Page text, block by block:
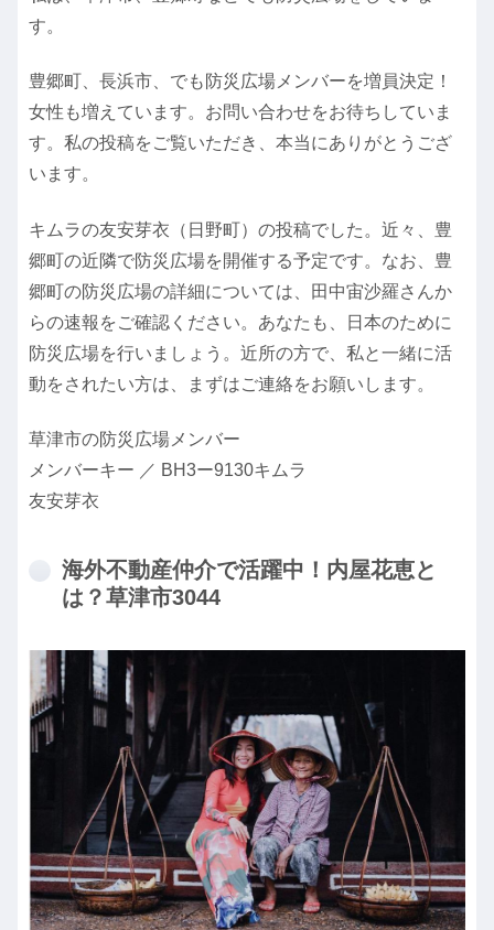
す。
豊郷町、長浜市、でも防災広場メンバーを増員決定！
女性も増えています。お問い合わせをお待ちしていま
す。私の投稿をご覧いただき、本当にありがとうござ
います。
キムラの友安芽衣（日野町）の投稿でした。近々、豊
郷町の近隣で防災広場を開催する予定です。なお、豊
郷町の防災広場の詳細については、田中宙沙羅さんか
らの速報をご確認ください。あなたも、日本のために
防災広場を行いましょう。近所の方で、私と一緒に活
動をされたい方は、まずはご連絡をお願いします。
草津市の防災広場メンバー
メンバーキー ／ BH3ー9130キムラ
友安芽衣
海外不動産仲介で活躍中！内屋花恵と
は？草津市3044